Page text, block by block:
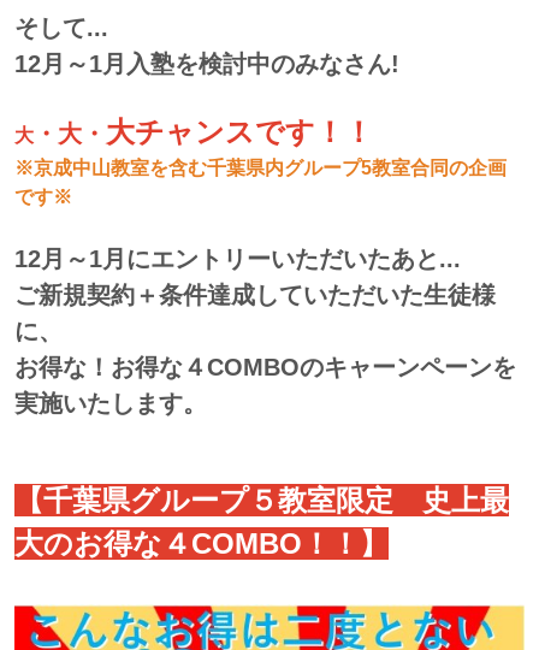
そして...
12月～1月入塾を検討中のみなさん!
大 ・大・ 大チャンスです！！
※京成中山教室を含む千葉県内グループ5教室合同の企画
です※
12月～1月にエントリーいただいたあと...
ご新規契約＋条件達成していただいた生徒様
に、
お得な！お得な４COMBOのキャーンペーンを
実施いたします。
【千葉県グループ５教室限定 史上最
大のお得な４COMBO！！】